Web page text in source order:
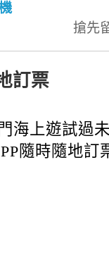
搶先
訂票
海上遊試過
隨時隨地訂